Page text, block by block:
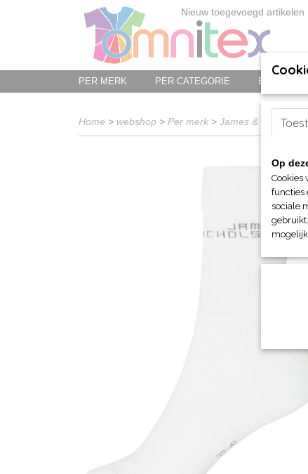
Nieuw toegevoegd artikelen
PER MERK PER CATEGORIE BED-,
Home > webshop > Per merk > James & Nicholson
Op
Cookies
functies
sociale